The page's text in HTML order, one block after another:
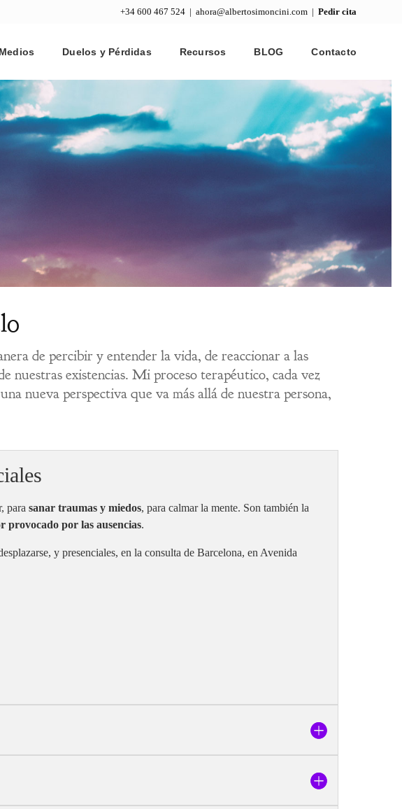
+34 600 467 524 | ahora@albertosimoncini.com | Pedir cita
Medios Duelos y Pérdidas Recursos BLOG Contacto
de percibir y entender la vida, de reaccionar a las
nuestras existencias. Mi proceso terapéutico, cada vez
nueva perspectiva que va más allá de nuestra persona,
para sanar traumas y miedos, para calmar la mente. Son también la
provocado por las ausencias.
y presenciales, en la consulta de Barcelona, en Avenida